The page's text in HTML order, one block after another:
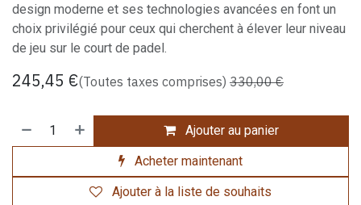
design moderne et ses technologies avancées en font un
choix privilégié pour ceux qui cherchent à élever leur niveau
de jeu sur le court de padel.
245,45 €(Toutes taxes comprises) 330,00€
Ajouter au panier
Acheter maintenant
Ajouter à la liste de souhaits